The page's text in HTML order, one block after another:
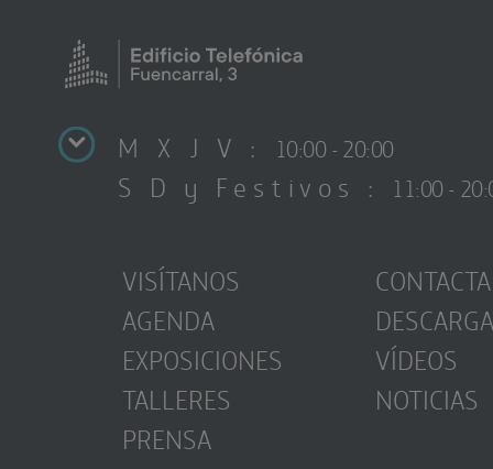
M X J V : 10:00 - 20:00
S D y Festivos : 11:00 -
VISÍTANOS
AGENDA
EXPOSICIONES
TALLERES
PRENSA
CONTACTA
VÍDEOS
NOTICIAS